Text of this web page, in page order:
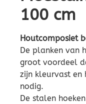
100 cm
Houtcomposiet
De planken van
groot voordeel
zijn kleurvast en
nodig.
De stalen